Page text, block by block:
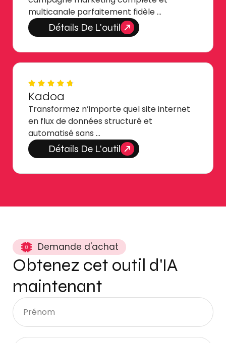
multicanale parfaitement fidèle …
Détails De L'outil
Kadoa
Transformez n’importe quel site internet
en flux de données structuré et
automatisé sans …
Détails De L'outil
Demande d'achat
Obtenez cet outil d'IA
maintenant